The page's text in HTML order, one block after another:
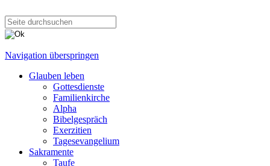
Navigation überspringen
Glauben leben
Gottesdienste
Familienkirche
Alpha
Bibelgespräch
Exerzitien
Tagesevangelium
Sakramente
Taufe